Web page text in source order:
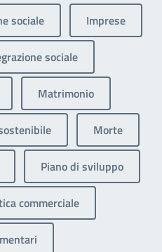
sociale Imprese
sociale
Matrimonio
Morte
Piano di sviluppo
commerciale